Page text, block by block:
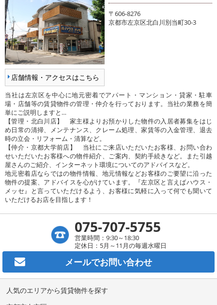
店舗情報・アクセスはこちら
〒606-8276
京都市左京区北白川別当町30-3
当社は左京区を中心に地元密着でアパート・マンション・貸家・駐車
場・店舗等の賃貸物件の管理・仲介を行っております。当社の業務を簡
単にご説明しますと…
【管理・北白川店】 家主様よりお預かりした物件の入居者募集をはじ
め日常の清掃、メンテナンス、クレーム処理、家賃等の入金管理、退去
時の立会・リフォーム・清算など。
【仲介・京都大学前店】 当社にご来店いただいたお客様、お問い合わ
せいただいたお客様への物件紹介、ご案内、契約手続きなど。また引越
屋さんのご紹介、インターネット環境についてのアドバイスなど。
地元密着店ならではの物件情報、地元情報などお客様のご要望に沿った
物件の提案、アドバイスを心がけています。『左京区と言えばハウス・
メッセ』と言っていただけるよう、お客様に気軽に入って何でも聞いて
いただけるお店を目指します！
075-707-5755
営業時間：9:30～18:30
定休日：5月～11月の毎週水曜日
メールでお問い合わせ
人気のエリアから賃貸物件を探す